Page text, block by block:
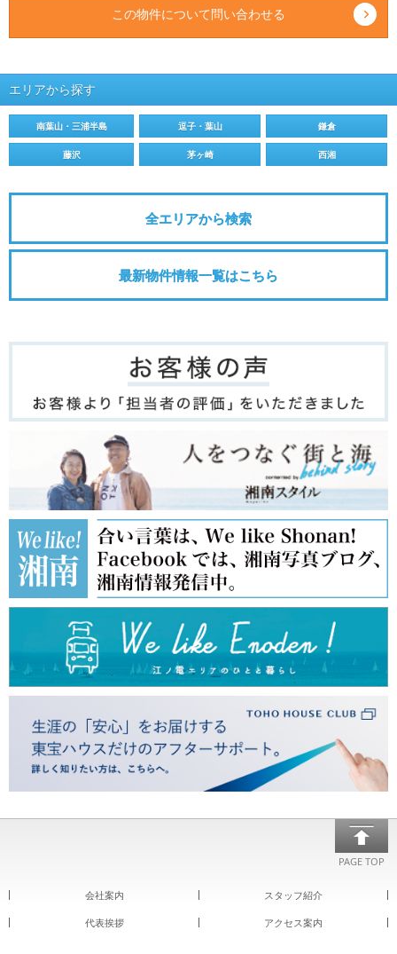
この物件について問い合わせる
エリアから探す
南葉山・三浦半島 逗子・葉山 鎌倉
藤沢 茅ヶ崎 西湘
全エリアから検索
最新物件情報一覧はこちら
PAGE TOP
会社案内 スタッフ紹介
代表挨拶 アクセス案内